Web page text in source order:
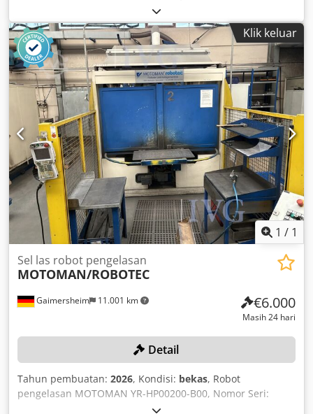
TRUMPF TruDisc 3001, Nomor: L3211M0613S, Tahun
pembuatan: 2013, Daya laser: 3.000 W, Daya: 20 kVA,
lemari kontrol RITTAL terpisah, dengan unit pendingin
RIEDEL, unit kontrol, 2 posisi pemrosesan, jumlah jam
operasional yang tercatat (November 2025): 71.954 jam,
laser aktif 55.034 jam. Dwodpfozqzcxox Aavea
Klik keluar
1 / 1
Gaimersheim 11.001 km
Sel las robot pengelasan
MOTOMAN/ROBOTEC
€6.000
Masih 24 hari
Detail
Tahun pembuatan: 2026, Kondisi: bekas, Robot
pengelasan MOTOMAN YR-HP00200-B00, Nomor Seri:
S0M000-1-5, Tahun Pembuatan: 2010, 2 kepala pengelasan